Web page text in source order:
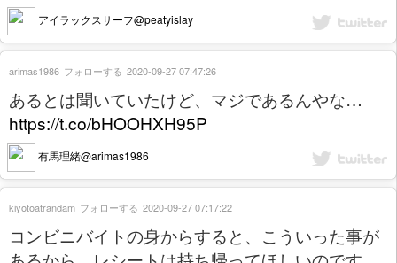
アイラックスサーフ@peatyislay
あるとは聞いていたけど、マジであるんやな…
https://t.co/bHOOHXH95P
有馬理緒@arimas1986
arimas1986 フォローする 2020-09-27 07:47:26
コンビニバイトの身からすると、こういった事が
kiyotoatrandam フォローする 2020-09-27 07:17:22